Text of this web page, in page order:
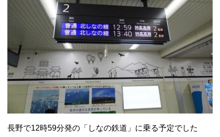
長野で12時59分発の「しなの鉄道」に乗る予定でした